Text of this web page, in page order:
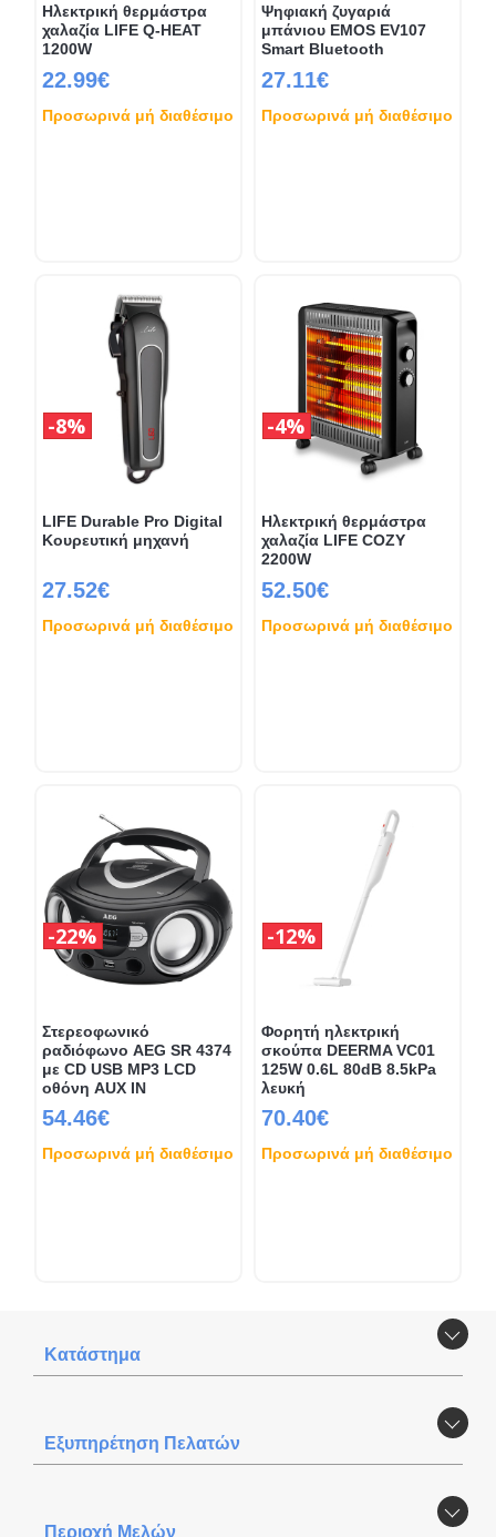
Ηλεκτρική θερμάστρα
χαλαζία LIFE Q-HEAT
1200W
22.99€
Προσωρινά μή διαθέσιμο
Ψηφιακή ζυγαριά
μπάνιου EMOS EV107
Smart Bluetooth
27.11€
Προσωρινά μή διαθέσιμο
LIFE Durable Pro Digital
Κουρευτική μηχανή
27.52€
8%
Προσωρινά μή διαθέσιμο
Ηλεκτρική θερμάστρα
χαλαζία LIFE COZY
2200W
52.50€
4%
Προσωρινά μή διαθέσιμο
Στερεοφωνικό
ραδιόφωνο AEG SR 4374
με CD USB MP3 LCD
οθόνη AUX IN
54.46€
22%
Προσωρινά μή διαθέσιμο
Φορητή ηλεκτρική
σκούπα DEERMA VC01
125W 0.6L 80dB 8.5kPa
λευκή
70.40€
12%
Προσωρινά μή διαθέσιμο
Κατάστημα
Εξυπηρέτηση Πελατών
Περιοχή Mελών